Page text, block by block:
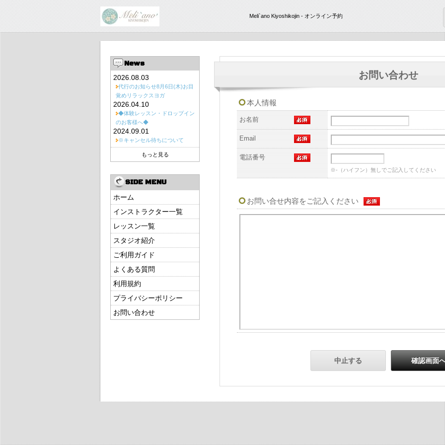
Meli`ano Kiyoshikojin - オンライン予約
News
2026.08.03
代行のお知らせ8月6日(木)お目
覚めリラックスヨガ
2026.04.10
◆体験レッスン・ドロップイン
のお客様へ◆
2024.09.01
※キャンセル待ちについて
もっと見る
SIDE MENU
ホーム
インストラクター一覧
レッスン一覧
スタジオ紹介
ご利用ガイド
よくある質問
利用規約
プライバシーポリシー
お問い合わせ
お問い合わせ
本人情報
お名前
Email
電話番号
※-（ハイフン）無しでご記入してください
お問い合せ内容をご記入ください
中止する 確認画面